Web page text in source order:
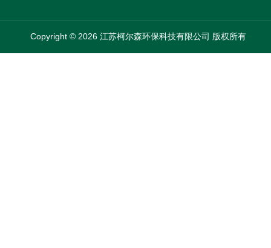
Copyright © 2026 江苏柯尔森环保科技有限公司 版权所有